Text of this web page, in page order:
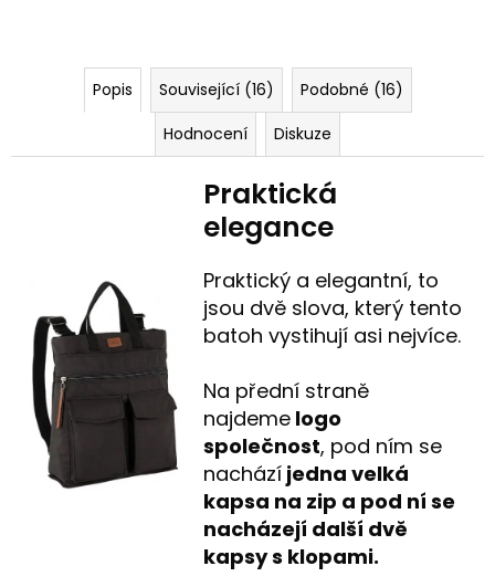
Popis Související (16)
Podobné (16)
Hodnocení
Diskuze
Praktická
elegance
Praktický a elegantní, to
jsou dvě slova, který tento
batoh vystihují asi nejvíce.
Na přední straně
najdeme logo
společnost, pod ním se
nachází jedna velká
kapsa na zip a pod ní se
nacházejí další dvě
kapsy s klopami.